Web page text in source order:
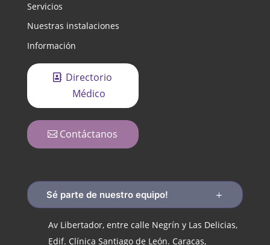
Servicios
Nuestras instalaciones
Información
Directorio
Médico
Contáctanos
Sé parte de nuestro equipo!
Av Libertador, entre calle Negrín y Las Delicias,
Edif. Clínica Santiago de León. Caracas,